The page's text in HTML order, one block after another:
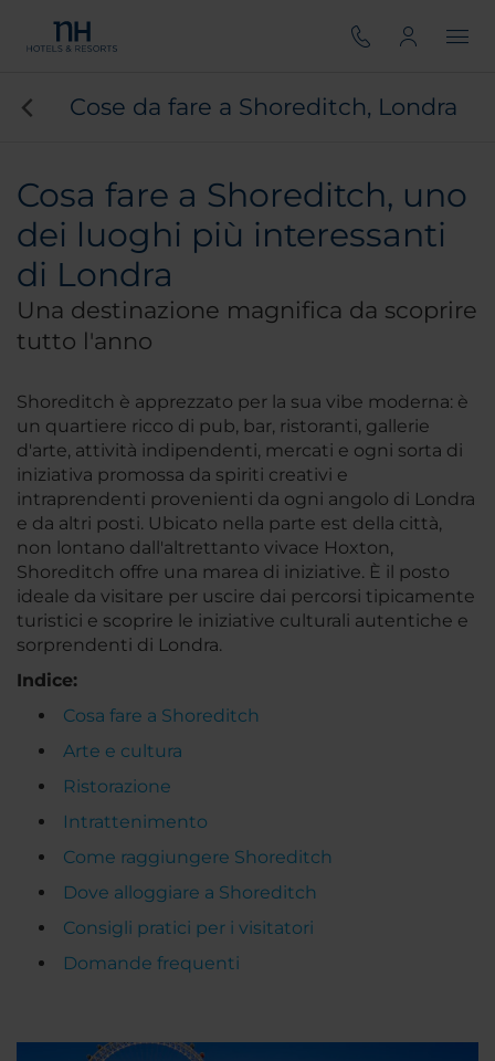
Cose da fare a Shoreditch, Londra
Cosa fare a Shoreditch, uno
dei luoghi più interessanti
di Londra
Una destinazione magnifica da scoprire
tutto l'anno
Shoreditch è apprezzato per la sua vibe moderna: è
un quartiere ricco di pub, bar, ristoranti, gallerie
d'arte, attività indipendenti, mercati e ogni sorta di
iniziativa promossa da spiriti creativi e
intraprendenti provenienti da ogni angolo di Londra
e da altri posti. Ubicato nella parte est della città,
non lontano dall'altrettanto vivace Hoxton,
Shoreditch offre una marea di iniziative. È il posto
ideale da visitare per uscire dai percorsi tipicamente
turistici e scoprire le iniziative culturali autentiche e
sorprendenti di Londra.
Indice:
Cosa fare a Shoreditch
Arte e cultura
Ristorazione
Intrattenimento
Come raggiungere Shoreditch
Dove alloggiare a Shoreditch
Consigli pratici per i visitatori
Domande frequenti